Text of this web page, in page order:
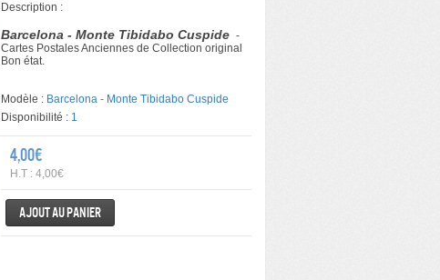
Description :
Barcelona - Monte Tibidabo Cuspide -
Cartes Postales Anciennes de Collection original
Bon état.
Modèle : Barcelona - Monte Tibidabo Cuspide
Disponibilité : 1
4,00€
H.T : 4,00€
Ajout au panier